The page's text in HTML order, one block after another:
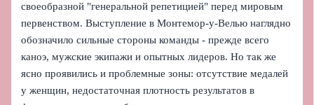
своеобразной "генеральной репетицией" перед мировым
первенством. Выступление в Монтемор-у-Велью наглядно
обозначило сильные стороны команды - прежде всего
каноэ, мужские экипажи и опытных лидеров. Но так же
ясно проявились и проблемные зоны: отсутствие медалей
у женщин, недостаточная плотность результатов в